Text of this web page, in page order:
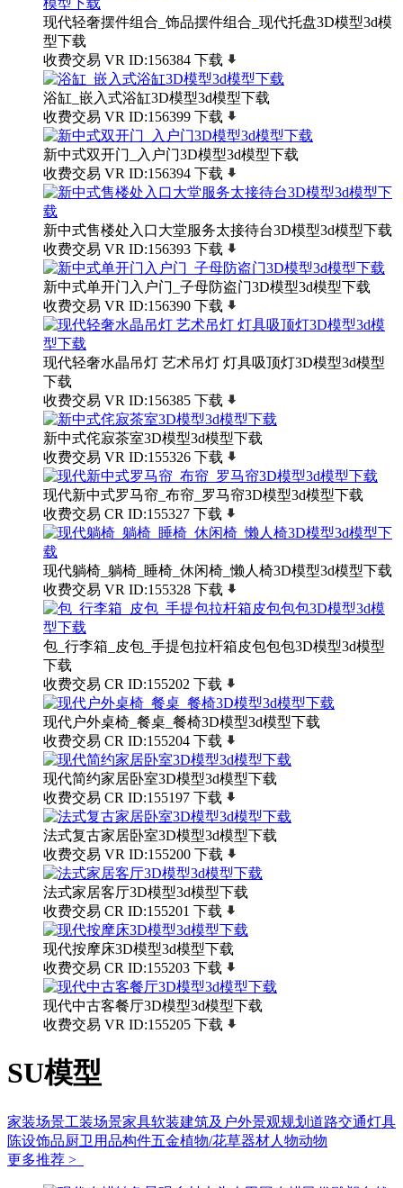
现代轻奢摆件组合_饰品摆件组合_现代托盘3D模型3d模
型下载
收费交易 VR ID:156384 下载
浴缸_嵌入式浴缸3D模型3d模型下载
收费交易 VR ID:156399 下载
新中式双开门_入户门3D模型3d模型下载
收费交易 VR ID:156394 下载
新中式售楼处入口大堂服务太接待台3D模型3d模型下载
收费交易 VR ID:156393 下载
新中式单开门入户门_子母防盗门3D模型3d模型下载
收费交易 VR ID:156390 下载
现代轻奢水晶吊灯 艺术吊灯 灯具吸顶灯3D模型3d模型
下载
收费交易 VR ID:156385 下载
新中式侘寂茶室3D模型3d模型下载
收费交易 VR ID:155326 下载
现代新中式罗马帘_布帘_罗马帘3D模型3d模型下载
收费交易 CR ID:155327 下载
现代躺椅_躺椅_睡椅_休闲椅_懒人椅3D模型3d模型下载
收费交易 VR ID:155328 下载
包_行李箱_皮包_手提包拉杆箱皮包包包3D模型3d模型
下载
收费交易 CR ID:155202 下载
现代户外桌椅_餐桌_餐椅3D模型3d模型下载
收费交易 CR ID:155204 下载
现代简约家居卧室3D模型3d模型下载
收费交易 CR ID:155197 下载
法式复古家居卧室3D模型3d模型下载
收费交易 VR ID:155200 下载
法式家居客厅3D模型3d模型下载
收费交易 CR ID:155201 下载
现代按摩床3D模型3d模型下载
收费交易 CR ID:155203 下载
现代中古客餐厅3D模型3d模型下载
收费交易 VR ID:155205 下载
SU模型
家装场景工装场景家具软装建筑及户外景观规划 道路交通灯具
陈设饰品厨卫用品构件五金植物/花草器材人物动物
更多推荐 >